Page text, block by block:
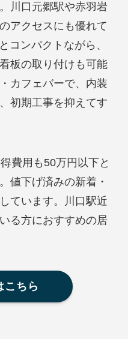
川口元郷駅や赤羽岩
アクセスにも優れて
コンパクトながら、
板の取り付けも可能
カフェバーで、内装
初期工事を抑えてす
費用も50万円以下と
値下げ済みの新着・
ています。川口駅近
る方におすすめの居
こちら